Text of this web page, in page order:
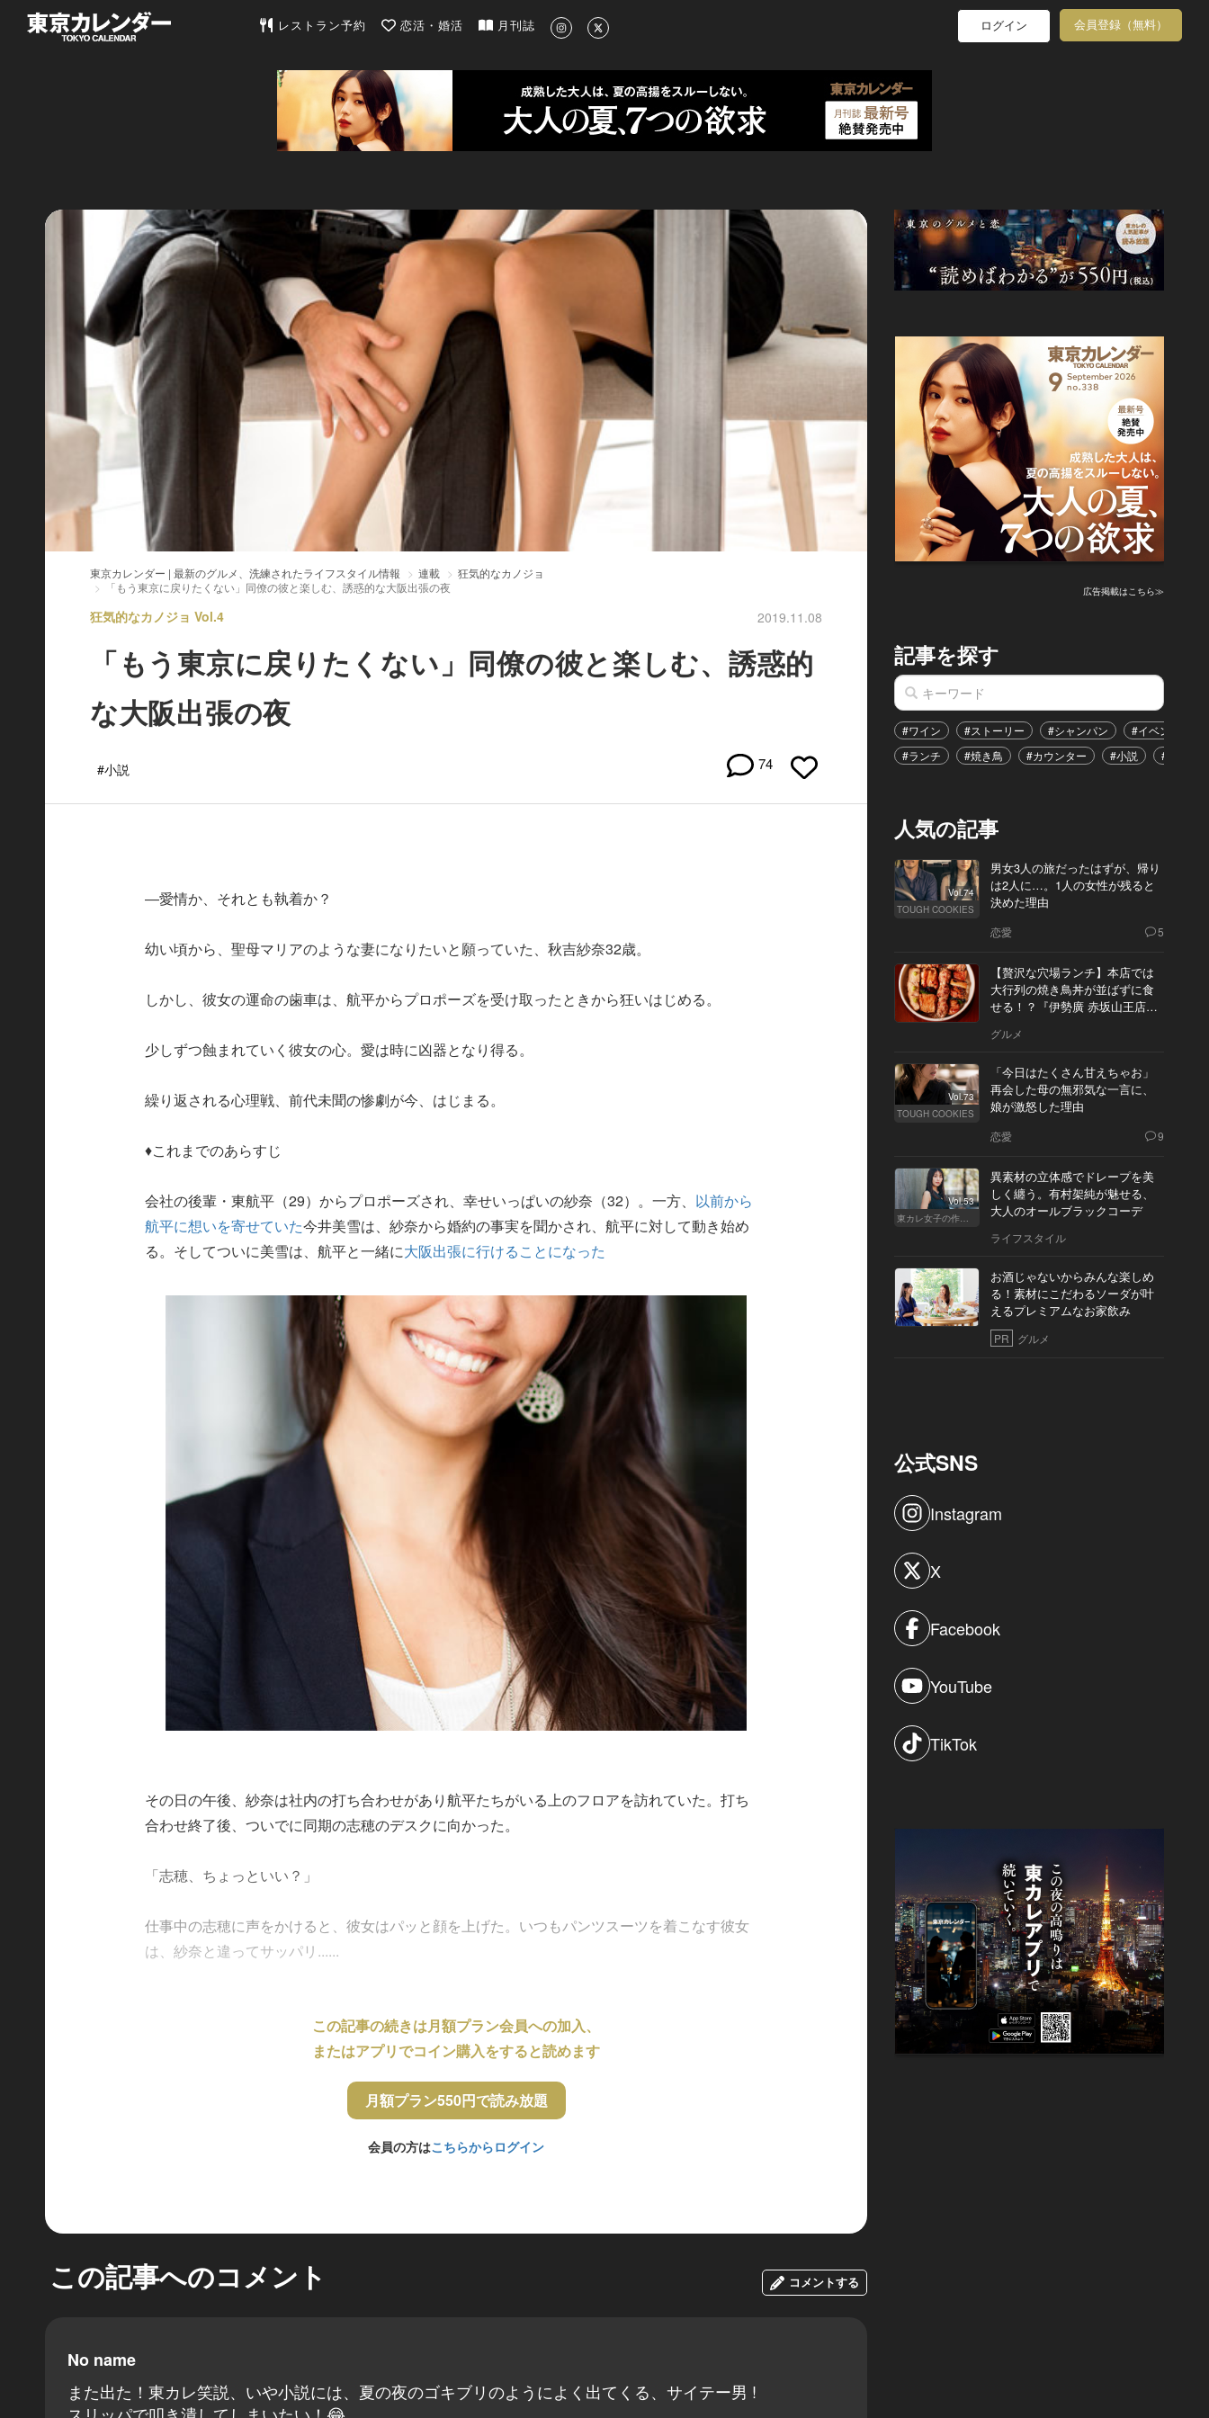
東京カレンダー | 最新のグルメ、洗練されたライフスタイル情報
レストラン予約 恋活・婚活 月刊誌 ログイン 会員登録（無料）
東京カレンダー | 最新のグルメ、洗練されたライフスタイル情報 連載
狂気的なカノジョ
「もう東京に戻りたくない」同僚の彼と楽しむ、誘惑的な大阪出張の夜
狂気的なカノジョ Vol.4 2019.11.08
「もう東京に戻りたくない」同僚の彼と楽しむ、誘惑的
な大阪出張の夜
#小説 74
―愛情か、それとも執着か？
幼い頃から、聖母マリアのような妻になりたいと願っていた、秋吉紗奈32歳。
しかし、彼女の運命の歯車は、航平からプロポーズを受け取ったときから狂いはじめる。
少しずつ蝕まれていく彼女の心。愛は時に凶器となり得る。
繰り返される心理戦、前代未聞の惨劇が今、はじまる。
♦これまでのあらすじ
会社の後輩・東航平（29）からプロポーズされ、幸せいっぱいの紗奈（32）。一方、 以前から
航平に想いを寄せていた今井美雪は、紗奈から婚約の事実を聞かされ、航平に対して動き始め
る。そしてついに美雪は、航平と一緒に大阪出張に行けることになった
その日の午後、紗奈は社内の打ち合わせがあり航平たちがいる上のフロアを訪れていた。打ち
合わせ終了後、ついでに同期の志穂のデスクに向かった。
「志穂、ちょっといい？」
仕事中の志穂に声をかけると、彼女はパッと顔を上げた。いつもパンツスーツを着こなす彼女
は、紗奈と違ってサッパリ......
この記事の続きは月額プラン会員への加入、
またはアプリでコイン購入をすると読めます
月額プラン550円で読み放題
会員の方はこちらからログイン
この記事へのコメント コメントする
No name
また出た！東カレ笑説、いや小説には、夏の夜のゴキブリのようによく出てくる、サイテー男 !
スリッパで叩き潰してしまいたい！😂
広告掲載はこちら≫
記事を探す
#ワイン #ストーリー #シャンパン #イベント
#ランチ
#焼き鳥 #カウンター #小説 #恋愛
人気の記事
Vol.74
TOUGH COOKIES
男女3人の旅だったはずが、帰り
は2人に…。1人の女性が残ると
決めた理由
恋愛 5
【贅沢な穴場ランチ】本店では
大行列の焼き鳥丼が並ばずに食
せる！？『伊勢廣 赤坂山王店』
グルメ
Vol.73
TOUGH COOKIES
「今日はたくさん甘えちゃお」
再会した母の無邪気な一言に、
娘が激怒した理由
恋愛 9
Vol.53
東カレ女子の作り方
異素材の立体感でドレープを美
しく纏う。有村架純が魅せる、
大人のオールブラックコーデ
ライフスタイル
お酒じゃないからみんな楽しめ
る！素材にこだわるソーダが叶
えるプレミアムなお家飲み
PR グルメ
公式SNS
Instagram
X
Facebook
YouTube
TikTok